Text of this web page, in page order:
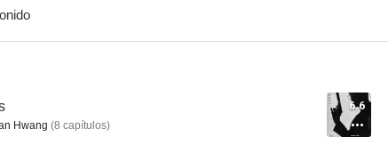
Hwang (8 capítulos)
6.6